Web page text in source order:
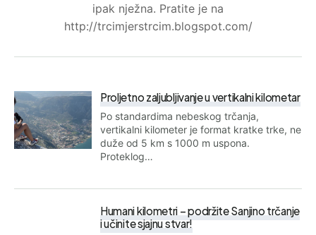
ipak nježna. Pratite je na
http://trcimjerstrcim.blogspot.com/
Proljetno zaljubljivanje u vertikalni kilometar
Po standardima nebeskog trčanja,
vertikalni kilometer je format kratke trke, ne
duže od 5 km s 1000 m uspona.
Proteklog…
Humani kilometri – podržite Sanjino trčanje
i učinite sjajnu stvar!